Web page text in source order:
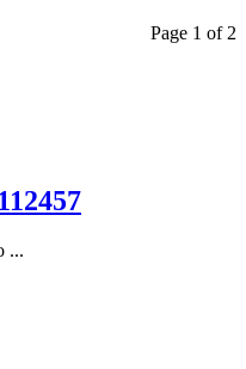
Page 1 of 2
...